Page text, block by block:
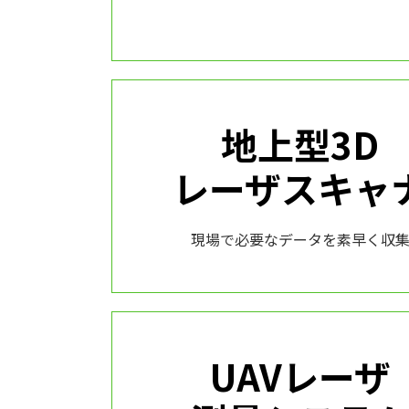
地上型3D
レーザスキャ
現場で必要なデータを素早く収集
UAVレーザ